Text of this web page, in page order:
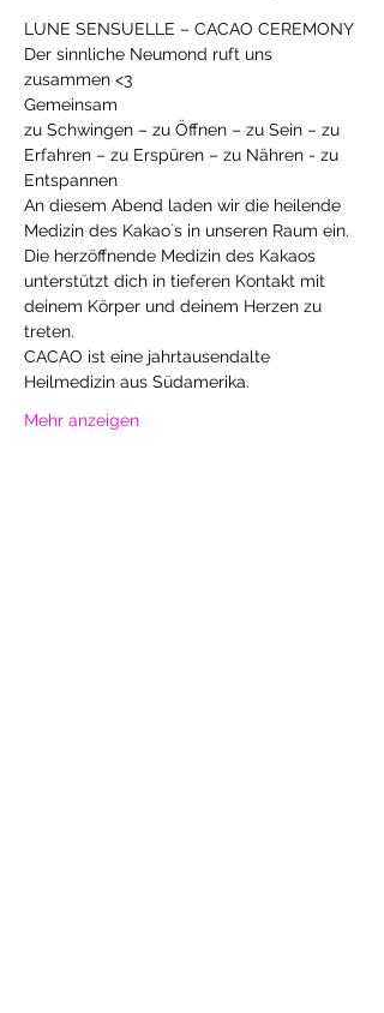
LUNE SENSUELLE – CACAO CEREMONY
Der sinnliche Neumond ruft uns
zusammen <3
Gemeinsam
zu Schwingen – zu Öffnen – zu Sein – zu
Erfahren – zu Erspüren – zu Nähren - zu
Entspannen
An diesem Abend laden wir die heilende
Medizin des Kakao`s in unseren Raum ein.
Die herzöffnende Medizin des Kakaos
unterstützt dich in tieferen Kontakt mit
deinem Körper und deinem Herzen zu
treten.
CACAO ist eine jahrtausendalte
Heilmedizin aus Südamerika.
Mehr anzeigen